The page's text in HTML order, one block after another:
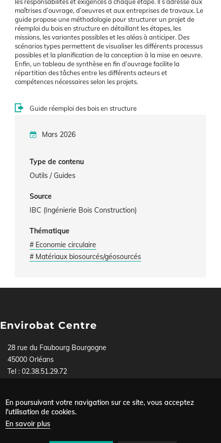
maîtrises d’ouvrage, d’oeuvres et aux entreprises de travaux. Le
guide propose une méthodologie pour structurer un projet de
réemploi du bois en structure en détaillant les étapes, les
missions, les variantes possibles et les aléas à anticiper. Des
scénarios types permettent de visualiser les différents processus
possibles et la planification de la conception à la mise en oeuvre.
Enfin, un tableau de synthèse en fin d’ouvrage facilite la
répartition des tâches entre les différents acteurs et
compétences nécessaires selon les projets.
Guide réemploi des bois en structure
Mars 2026
Type de contenu
Outils / Guides
Source
IBC (Ingénierie Bois Construction)
Thématique
# Economie circulaire
# Matériaux biosourcés/géosourcés
Envirobat Centre
28 rue du Faubourg Bourgogne
45000 Orléans
Tel : 02.38.51.29.72
Menu
Mentions légales
En poursuivant votre navigation sur ce site, vous acceptez
l'utilisation de cookies.
En savoir plus